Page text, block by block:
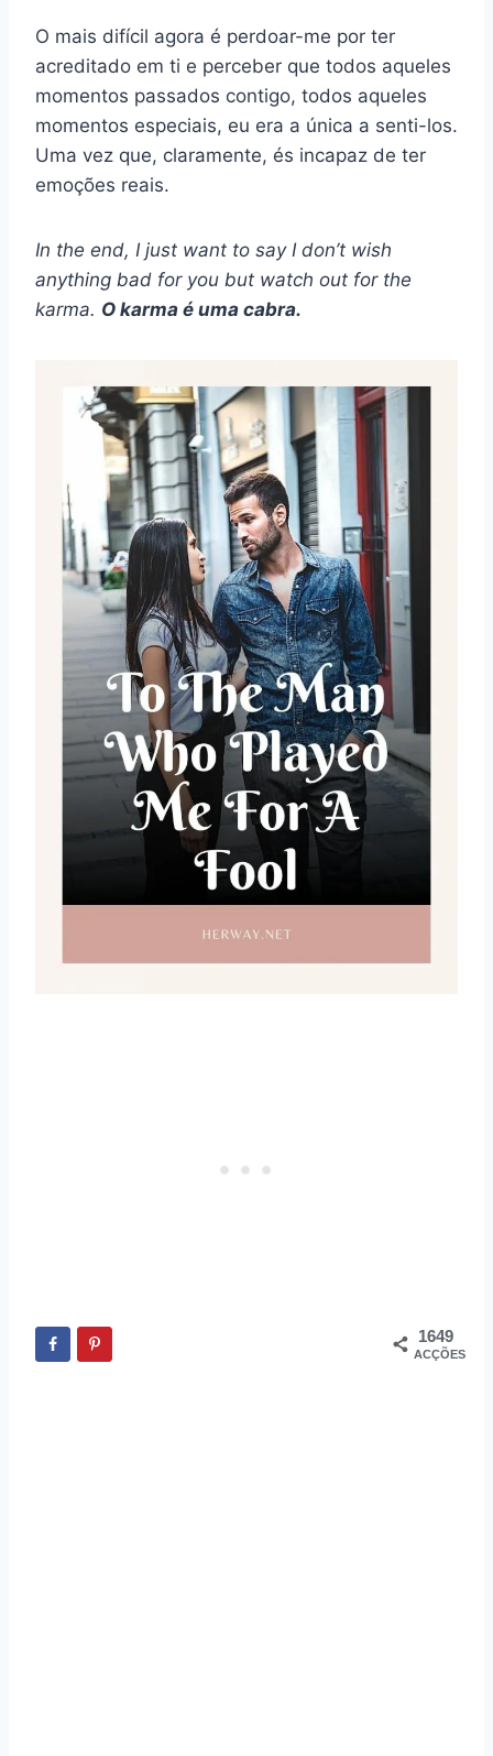
O mais difícil agora é perdoar-me por ter
acreditado em ti e perceber que todos aqueles
momentos passados contigo, todos aqueles
momentos especiais, eu era a única a senti-los.
Uma vez que, claramente, és incapaz de ter
emoções reais.
In the end, I just want to say I don’t wish
anything bad for you but watch out for the
karma. O karma é uma cabra.
1649
ACÇÕES